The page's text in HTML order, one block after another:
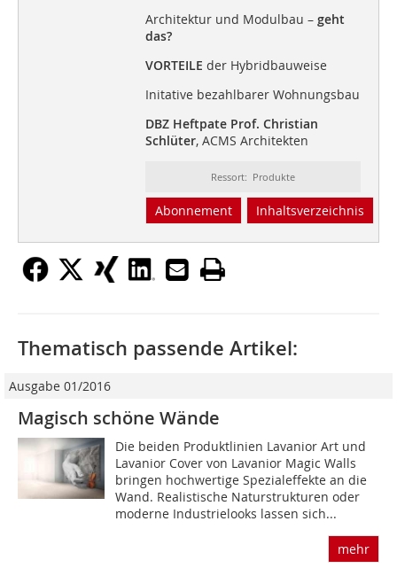
Architektur und Modulbau – geht
das?
VORTEILE der Hybridbauweise
Initative bezahlbarer Wohnungsbau
DBZ Heftpate Prof. Christian
Schlüter, ACMS Architekten
Ressort: Produkte
Abonnement Inhaltsverzeichnis
Thematisch passende Artikel:
Ausgabe 01/2016
Magisch schöne Wände
Die beiden Produktlinien Lavanior Art und
Lavanior Cover von Lavanior Magic Walls
bringen hochwertige Spezialeffekte an die
Wand. Realistische Naturstrukturen oder
moderne Industrielooks lassen sich...
mehr